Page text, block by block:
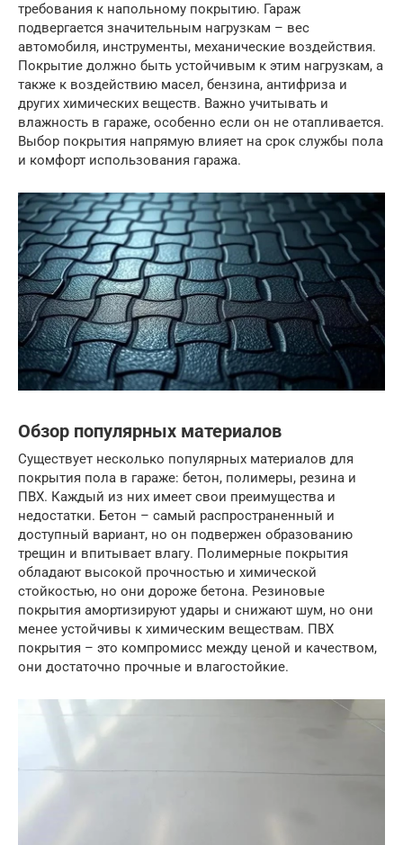
требования к напольному покрытию. Гараж
подвергается значительным нагрузкам – вес
автомобиля, инструменты, механические воздействия.
Покрытие должно быть устойчивым к этим нагрузкам, а
также к воздействию масел, бензина, антифриза и
других химических веществ. Важно учитывать и
влажность в гараже, особенно если он не отапливается.
Выбор покрытия напрямую влияет на срок службы пола
и комфорт использования гаража.
Обзор популярных материалов
Существует несколько популярных материалов для
покрытия пола в гараже: бетон, полимеры, резина и
ПВХ. Каждый из них имеет свои преимущества и
недостатки. Бетон – самый распространенный и
доступный вариант, но он подвержен образованию
трещин и впитывает влагу. Полимерные покрытия
обладают высокой прочностью и химической
стойкостью, но они дороже бетона. Резиновые
покрытия амортизируют удары и снижают шум, но они
менее устойчивы к химическим веществам. ПВХ
покрытия – это компромисс между ценой и качеством,
они достаточно прочные и влагостойкие.